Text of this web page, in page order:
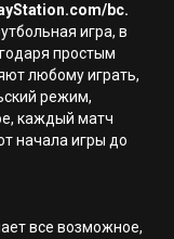
bc.
игра, в
простым
любому играть,
режим,
каждый матч
начала игры до
все возможное,